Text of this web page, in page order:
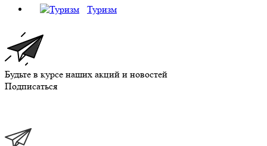
Туризм
Будьте в курсе наших акций и новостей
Подписаться